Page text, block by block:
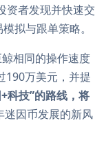
资者发现并快速交
拟与跟单策略。
相同的操作速度
190万美元，并提
科技”的路线，将
迷因币发展的新风